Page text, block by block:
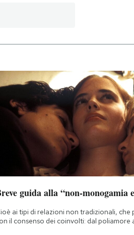
guida alla “non-monogamia
ai tipi di relazioni non tradizionali,
il consenso dei coinvolti: dal poliamore